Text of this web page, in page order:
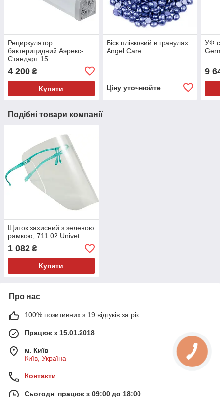
Рециркулятор
бактерицидний Аэрекс-
Стандарт 15
4 200 ₴
Купити
Віск плівковий в гранулах
Angel Care
Ціну уточнюйте
УФ
9
Подібні товари компанії
Щиток захисний з зеленою
рамкою, 711.02 Univet
1 082 ₴
Купити
Про нас
100% позитивних з 19 відгуків за рік
Працює з 15.01.2018
м. Київ
Київ, Україна
Контакти
Сьогодні працює з 09:00 до 18:00